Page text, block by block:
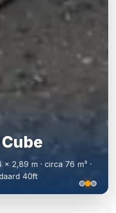
2,89 m · circa 76 m³ ·
40ft